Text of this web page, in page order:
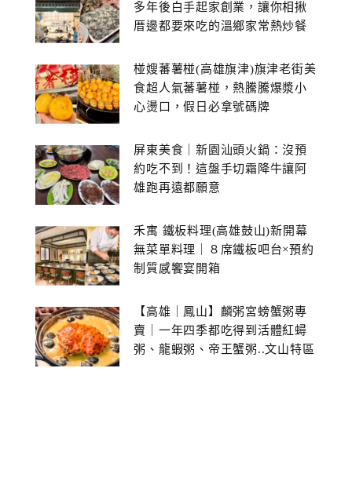
多年後白手起家創業，讓你相揪
厝邊都要來吃的溫鄉家常熱炒餐
椪嫂蕃薯椪(高雄旗津)旗津老街美
食超人氣蕃薯椪，熱騰騰爆漿小
心燙口，假日必拿號碼牌
屏東美食｜新園汕頭火鍋：沒預
約吃不到！這盤手切霜降牛讓阿
雄跑再遠都願意
禾寓 鐵板料理(高雄鼓山)新開幕
無菜單料理｜８席鐵板吧台×預約
制質感饗宴開箱
【高雄｜鳳山】麟粥宮螃蟹粥專
賣｜一年四季都吃得到活體紅蟳
粥、龍蝦粥、帝王蟹粥..文山特區